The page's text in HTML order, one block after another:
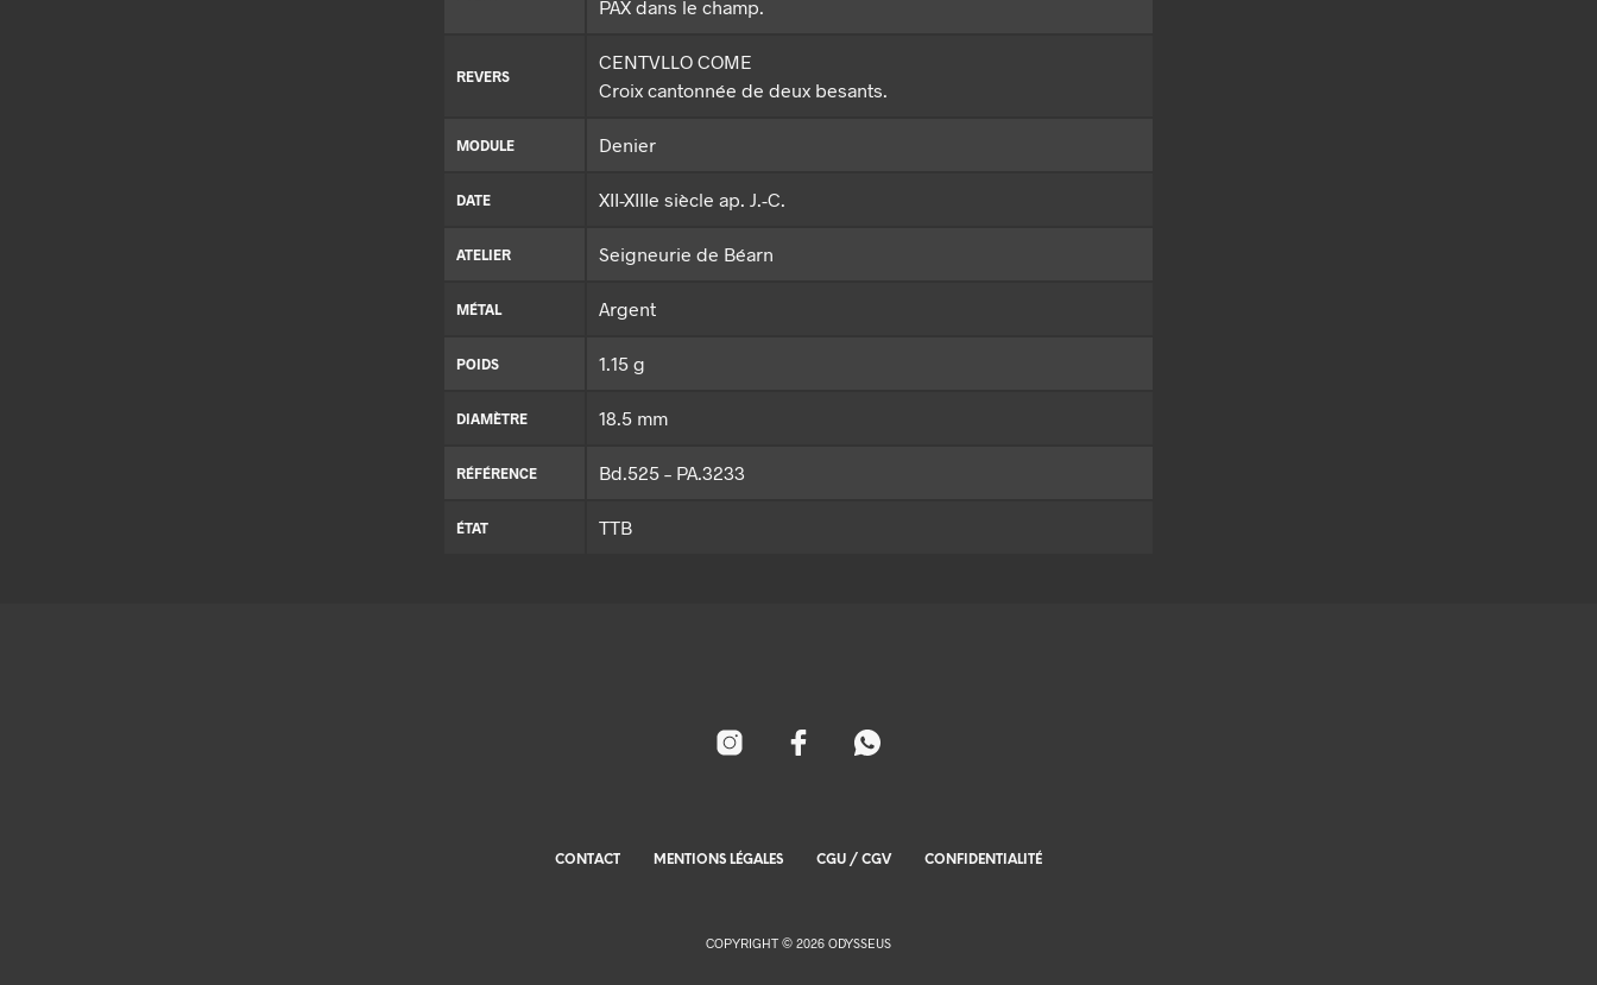
PAX dans le champ.
REVERS
CENTVLLO COME
Croix cantonnée de deux besants.
MODULE Denier
DATE XII-XIIIe siècle ap. J.-C.
ATELIER Seigneurie de Béarn
MÉTAL Argent
POIDS 1.15 g
DIAMÈTRE 18.5 mm
RÉFÉRENCE Bd.525 – PA.3233
ÉTAT TTB
CONTACT MENTIONS LÉGALES CGU / CGV CONFIDENTIALITÉ
COPYRIGHT © 2026 ODYSSEUS